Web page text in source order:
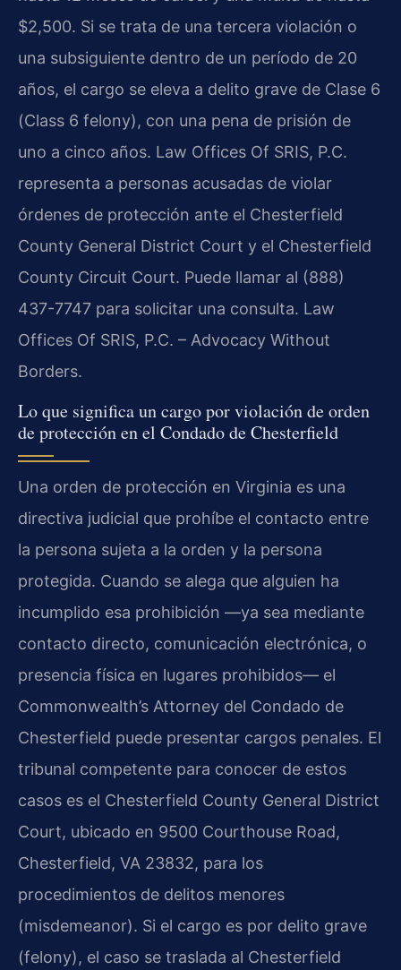
$2,500. Si se trata de una tercera violación o
una subsiguiente dentro de un período de 20
años, el cargo se eleva a delito grave de Clase 6
(Class 6 felony), con una pena de prisión de
uno a cinco años. Law Offices Of SRIS, P.C.
representa a personas acusadas de violar
órdenes de protección ante el Chesterfield
County General District Court y el Chesterfield
County Circuit Court. Puede llamar al (888)
437-7747 para solicitar una consulta. Law
Offices Of SRIS, P.C. – Advocacy Without
Borders.
Lo que significa un cargo por violación de orden
de protección en el Condado de Chesterfield
Una orden de protección en Virginia es una
directiva judicial que prohíbe el contacto entre
la persona sujeta a la orden y la persona
protegida. Cuando se alega que alguien ha
incumplido esa prohibición —ya sea mediante
contacto directo, comunicación electrónica, o
presencia física en lugares prohibidos— el
Commonwealth’s Attorney del Condado de
Chesterfield puede presentar cargos penales. El
tribunal competente para conocer de estos
casos es el Chesterfield County General District
Court, ubicado en 9500 Courthouse Road,
Chesterfield, VA 23832, para los
procedimientos de delitos menores
(misdemeanor). Si el cargo es por delito grave
(felony), el caso se traslada al Chesterfield